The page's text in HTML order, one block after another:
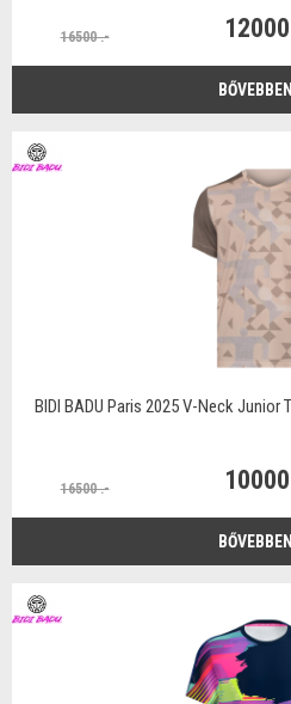
16500 .-
BŐVEBBEN
BIDI BADU Paris 2025 V-Neck
16500 .-
BŐVEBBEN